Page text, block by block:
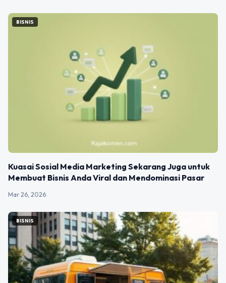
BISNIS
Kuasai Sosial Media Marketing Sekarang Juga untuk
Membuat Bisnis Anda Viral dan Mendominasi Pasar
Mar 26, 2026
BISNIS